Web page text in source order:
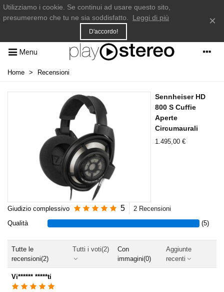
Utilizziamo i cookie. Se continui ad usare questo sito,
presumeremo che tu ne sia soddisfatto.
Leggi di più
D'accordo!
×
Menu
Home > Recensioni
Sennheiser HD
800 S Cuffie
Aperte
Circumaurali
1.495,00 €
Giudizio complessivo 5
2 Recensioni
Qualità
(5)
Tutte le
recensioni(2)
Tutti i voti(2)
Con
immagini(0)
Aggiunte
recenti
Vi****** *****ti